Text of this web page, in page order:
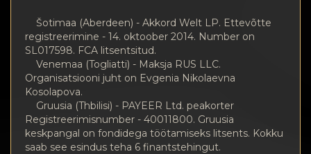
Kontaktid
Wiki
FAQ
Maine
Šotimaa (Aberdeen) - Akkord Welt LP. Ettevõtte
registreerimine - 14. oktoober 2014. Number on
SL017598. FCA litsentsitud.
Venemaa (Togliatti) - Maksja RUS LLC.
Organisatsiooni juht on Evgenia Nikolaevna
Kosolapova.
Gruusia (Thbilisi) - PAYEER Ltd. peakorter
Registreerimisnumber - 40011800. Gruusia
keskpangal on fondidega töötamiseks litsents. Kokku
saab see esindus teha 6 finantstehingut.